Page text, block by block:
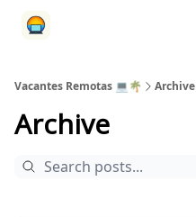
Vacantes Remotas 💻🌴 Archive
Archive